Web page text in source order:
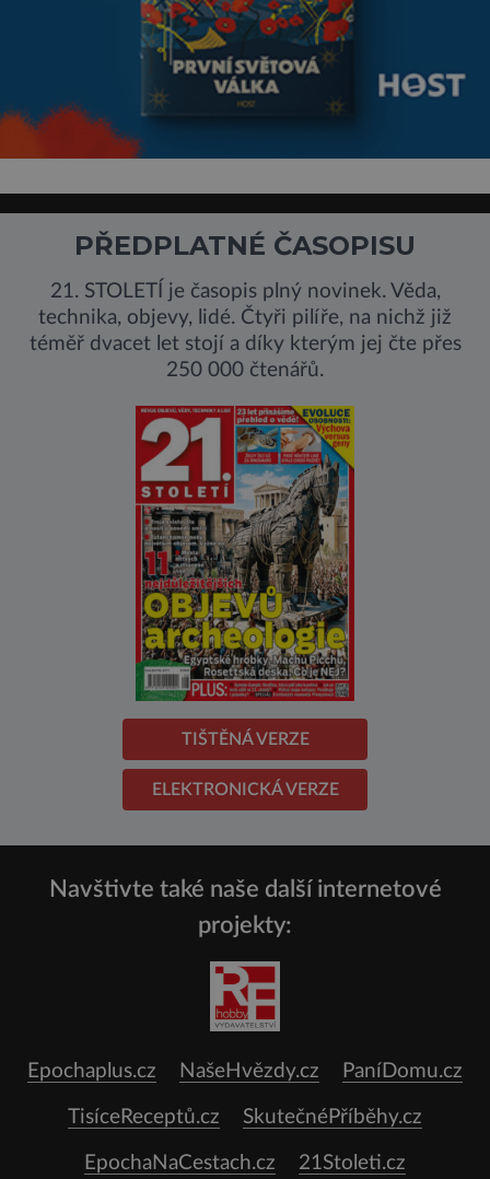
PŘEDPLATNÉ ČASOPISU
21. STOLETÍ je časopis plný novinek. Věda,
technika, objevy, lidé. Čtyři pilíře, na nichž již
téměř dvacet let stojí a díky kterým jej čte přes
250 000 čtenářů.
TIŠTĚNÁ VERZE
ELEKTRONICKÁ VERZE
Navštivte také naše další internetové
projekty:
Epochaplus.cz NašeHvězdy.cz PaníDomu.cz
TisíceReceptů.cz SkutečnéPříběhy.cz
EpochaNaCestach.cz 21Stoleti.cz